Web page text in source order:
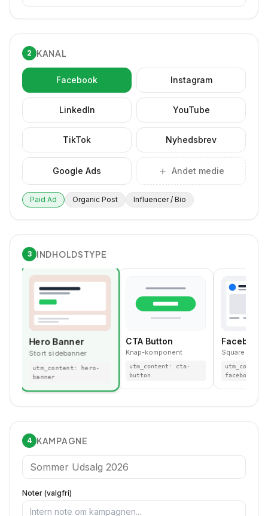
2 KANAL
Facebook Instagram
LinkedIn YouTube
TikTok Nyhedsbrev
Google Ads Andet medie
Paid Ad Organic Post Influencer / Bio
3 INDHOLDSTYPE
Hero Banner
Stort sidebanner
utm_content: hero-
banner
CTA Button
Knap-komponent
utm_content: cta-
button
Facebook
Square post-
utm_content:
facebook-
4 KAMPAGNE
Noter (valgfri)